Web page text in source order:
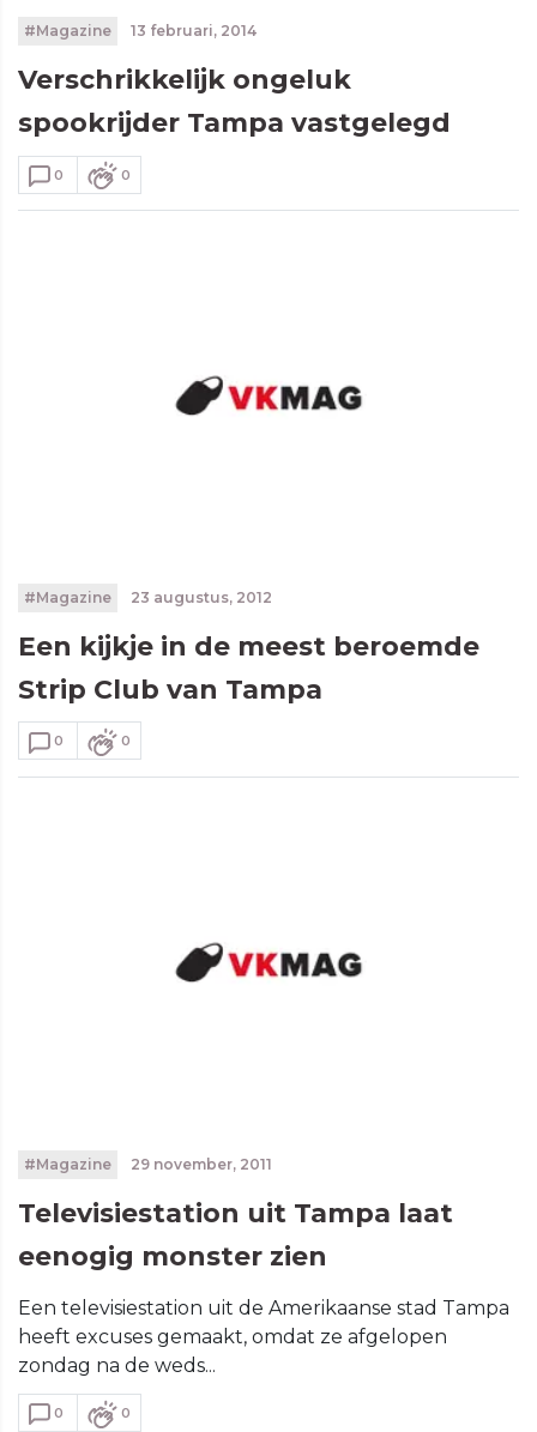
#Magazine 13 februari, 2014
Verschrikkelijk ongeluk
spookrijder Tampa vastgelegd
0 0
#Magazine 23 augustus, 2012
Een kijkje in de meest beroemde
Strip Club van Tampa
0 0
#Magazine 29 november, 2011
Televisiestation uit Tampa laat
eenogig monster zien
Een televisiestation uit de Amerikaanse stad Tampa
heeft excuses gemaakt, omdat ze afgelopen
zondag na de weds...
0 0